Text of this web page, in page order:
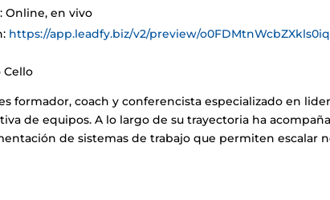
Online, en vivo
https://app.leadfy.biz/v2/preview/
Cello
formador, coach y conferencista especializado en
de equipos. A lo largo de su trayectoria ha
de sistemas de trabajo que permiten escalar